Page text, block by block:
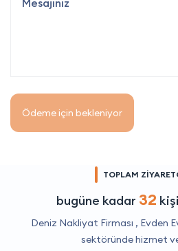
Ödeme için bekleniyor
TOPLAM
bugüne kadar 32
Deniz Nakliyat Firması , Evden
sektöründe hizmet